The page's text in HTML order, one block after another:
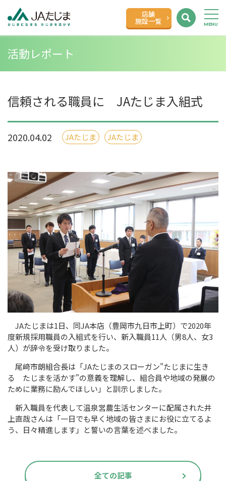
店舗
施設一覧
活動レポート
信頼される職員に JAたじま入組式
2020.04.02 JAたじま JAたじま
JAたじまは1日、同JA本店（豊岡市九日市上町）で2020年
度新規採用職員の入組式を行い、新入職員11人（男8人、女3
人）が辞令を受け取りました。
尾﨑市朗組合長は「JAたじまのスローガン"たじまに生き
る たじまを活かす"の意義を理解し、組合員や地域の発展の
ために業務に励んでほしい」と訓示しました。
新入職員を代表して温泉営農生活センターに配属された井
上直哉さんは「一日でも早く地域の皆さまにお役に立てるよ
う、日々精進します」と誓いの言葉を述べました。
全ての記事